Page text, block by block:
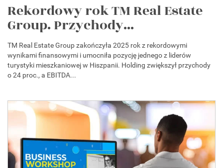
Rekordowy rok TM Real Estate
Group. Przychody...
TM Real Estate Group zakończyła 2025 rok z rekordowymi
wynikami finansowymi i umocniła pozycję jednego z liderów
turystyki mieszkaniowej w Hiszpanii. Holding zwiększył przychody
o 24 proc., a EBITDA...